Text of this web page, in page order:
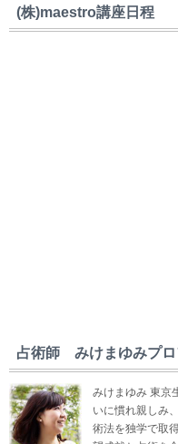
(株)maestro講座日程
占術師 みけまゆみプロ
みけまゆみ 東京
いに慣れ親しみ
術法を独学で取